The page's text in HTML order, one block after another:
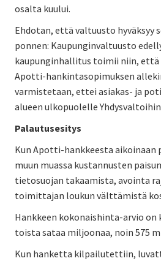
osalta kuului.
Ehdotan, että valtuusto hyväksyy
ponnen: Kaupunginvaltuusto
kaupunginhallitus toimii niin,
Apotti-hankintasopimuksen
varmistetaan, ettei asiakas- ja
alueen ulkopuolelle
Palautusesitys
Kun Apotti-hankkeesta
muun muassa kustannusten
tietosuojan takaamista, avointa
toimittajan loukun välttämistä
Hankkeen kokonaishinta-arvio
toista sataa miljoonaa, noin 575
Kun hanketta kilpailutettiin,